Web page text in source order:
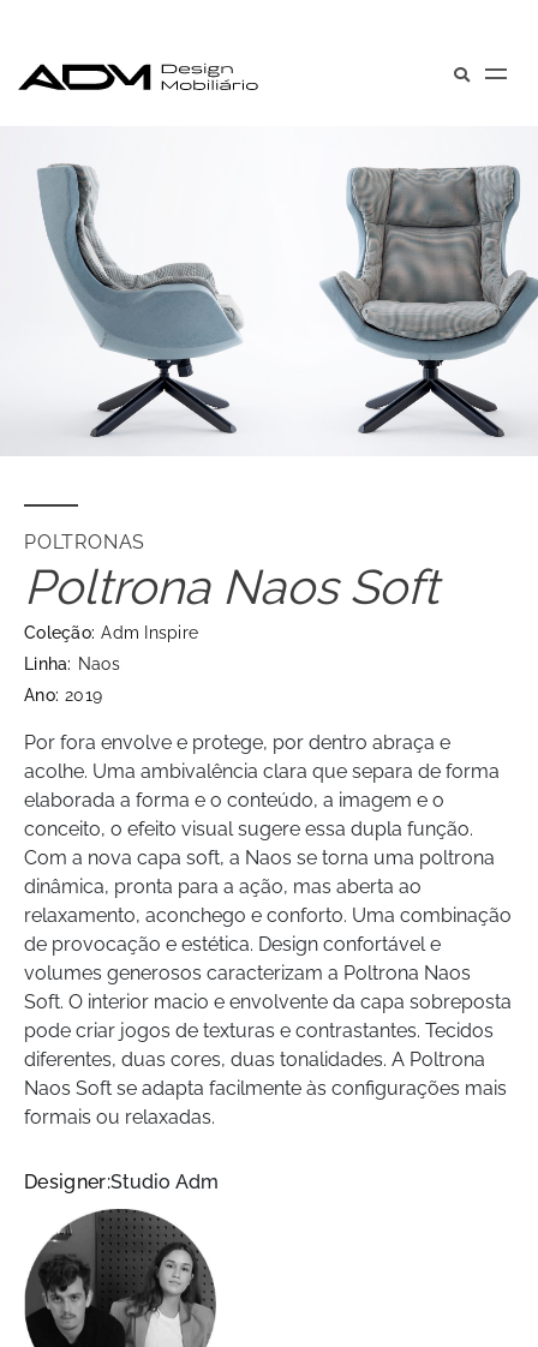
POLTRONAS
Poltrona Naos Soft
Coleção: Adm Inspire
Linha: Naos
Ano: 2019
Por fora envolve e protege, por dentro abraça e
acolhe. Uma ambivalência clara que separa de forma
elaborada a forma e o conteúdo, a imagem e o
conceito, o efeito visual sugere essa dupla função.
Com a nova capa soft, a Naos se torna uma poltrona
dinâmica, pronta para a ação, mas aberta ao
relaxamento, aconchego e conforto. Uma combinação
de provocação e estética. Design confortável e
volumes generosos caracterizam a Poltrona Naos
Soft. O interior macio e envolvente da capa sobreposta
pode criar jogos de texturas e contrastantes. Tecidos
diferentes, duas cores, duas tonalidades. A Poltrona
Naos Soft se adapta facilmente às configurações mais
formais ou relaxadas.
Designer:Studio Adm